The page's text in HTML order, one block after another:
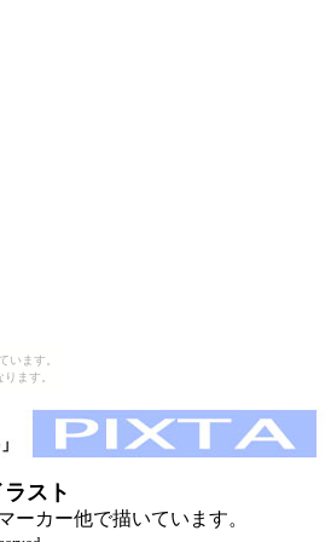
います。
ます。
スト
ーカー他で描いています。